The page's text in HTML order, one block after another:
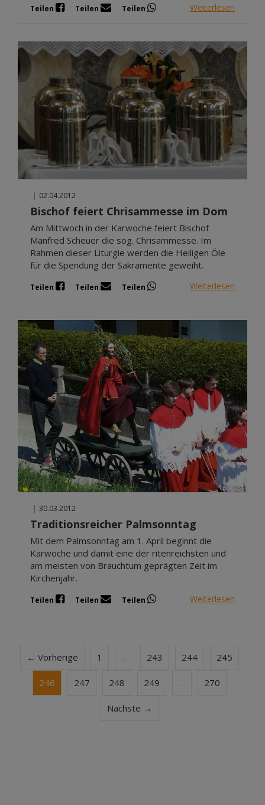
Teilen Teilen Teilen Weiterlesen
| 02.04.2012
Bischof feiert Chrisammesse im Dom
Am Mittwoch in der Karwoche feiert Bischof
Manfred Scheuer die sog. Chrisammesse. Im
Rahmen dieser Liturgie werden die Heiligen Öle
für die Spendung der Sakramente geweiht.
Teilen Teilen Teilen Weiterlesen
| 30.03.2012
Traditionsreicher Palmsonntag
Mit dem Palmsonntag am 1. April beginnt die
Karwoche und damit eine der ritenreichsten und
am meisten von Brauchtum geprägten Zeit im
Kirchenjahr.
Teilen Teilen Teilen Weiterlesen
← Vorherige 1 243 244 245
246 247 248 249 270
Nächste →